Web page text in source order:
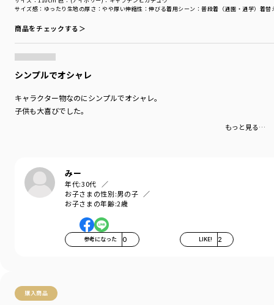
サイズ感 ：ゆったり 生地の厚さ ：やや厚い伸縮性 ：伸びる着用シーン ：普段着（通園・通学） 着替
商品をチェックする＞
シンプルでオシャレ
キャラクター物なのにシンプルでオシャレ。
子供も大喜びでした。
もっと見る…
みー
年代:30代
お子さまの性別:男の子
お子さまの年齢:2歳
参考になった 0 LIKE! 2
購入商品
LGN（ライトグリーン）：ニャオハ
ルームウェア パジャマもおすすめです！
伸縮性：あり
ブランド
branshes
シーズン
／アウトレット
カテゴリ
／トップス>半袖Tシャツ・タンクトップ
／グリーン
11-4506-007